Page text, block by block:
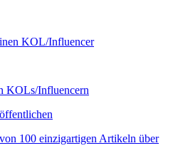
KOL/Influencer
KOLs/Influencern
100 einzigartigen Artikeln über